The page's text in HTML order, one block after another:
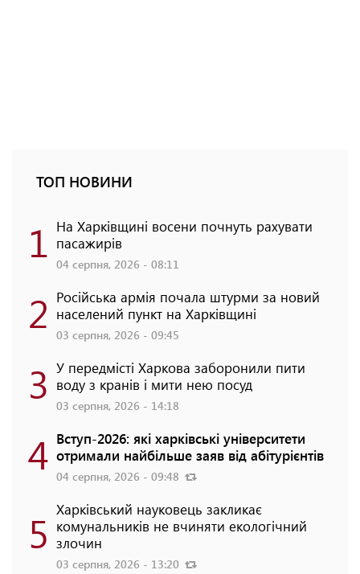
ТОП НОВИНИ
1 На Харківщині восени почнуть рахувати
пасажирів
04 серпня, 2026 - 08:11
2 Російська армія почала штурми за новий
населений пункт на Харківщині
03 серпня, 2026 - 09:45
3 У передмісті Харкова заборонили пити
воду з кранів і мити нею посуд
03 серпня, 2026 - 14:18
4 Вступ-2026: які харківські університети
отримали найбільше заяв від абітурієнтів
04 серпня, 2026 - 09:48
5 Харківський науковець закликає
комунальників не вчиняти екологічний
злочин
03 серпня, 2026 - 13:20